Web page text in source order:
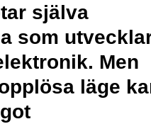
själva
som
Men
läge